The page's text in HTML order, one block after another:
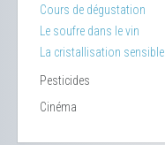
Cours de dégustation
Le soufre dans le vin
La cristallisation sensible
Pesticides
Cinéma